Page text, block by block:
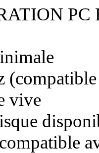
PC
vive